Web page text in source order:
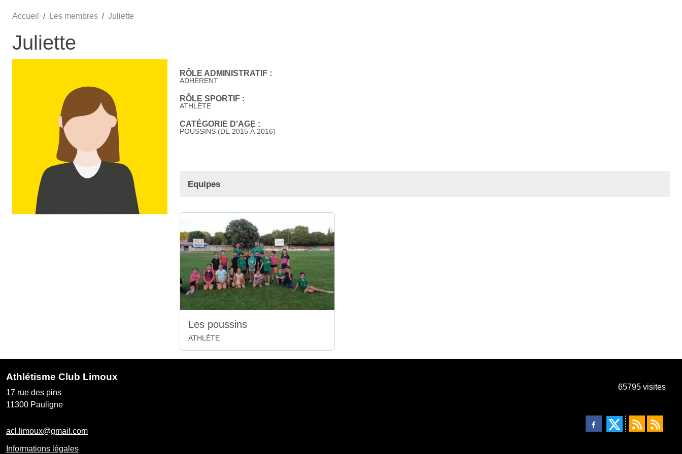
Accueil Les membres Juliette
Juliette
RÔLE ADMINISTRATIF :
ADHÉRENT
RÔLE SPORTIF :
ATHLÈTE
CATÉGORIE D'AGE :
POUSSINS (DE 2015 À 2016)
Equipes
Les poussins
ATHLÈTE
Athlétisme Club Limoux
17 rue des pins
11300 Pauligne
acl.limoux@gmail.com
Informations légales
65795 visites